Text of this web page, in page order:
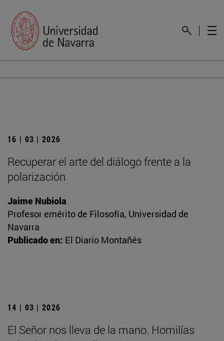
16 | 03 | 2026
Recuperar el arte del diálogo frente a la
polarización
Jaime Nubiola
Profesor emérito de Filosofía, Universidad de
Navarra
Publicado en: El Diario Montañés
14 | 03 | 2026
El Señor nos lleva de la mano. Homilías